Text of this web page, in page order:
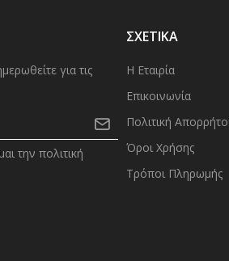
για τις
την πολιτική
ΣΧΕΤΙΚΑ
Η Εταιρία
Επικοινωνία
Πολιτική
Όροι Χρήσης
Τρόποι Πληρωμής